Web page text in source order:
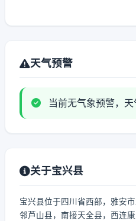
天气预警
当前无气象预警，天
关于宝兴县
宝兴县位于四川省西部，雅安
邻芦山县，南接天全县，西连